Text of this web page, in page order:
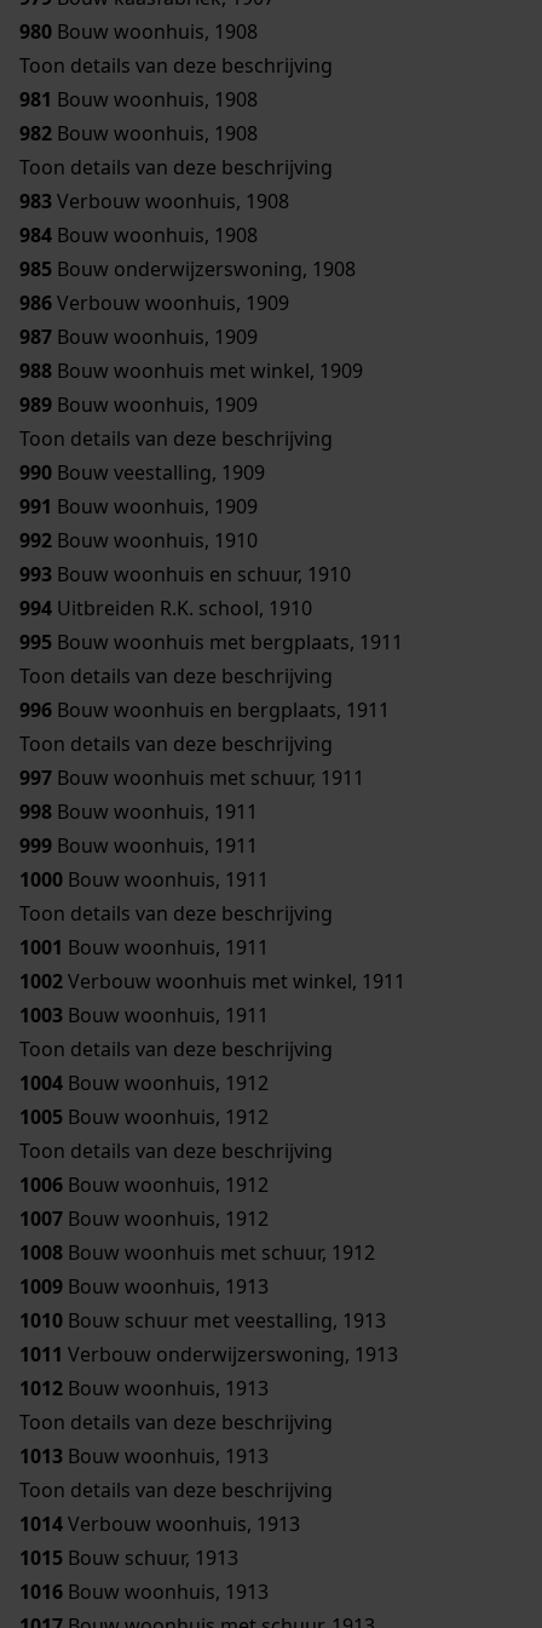
980 Bouw woonhuis, 1908
Toon details van deze beschrijving
981 Bouw woonhuis, 1908
982 Bouw woonhuis, 1908
Toon details van deze beschrijving
983Verbouw woonhuis, 1908
984 Bouw woonhuis, 1908
985 Bouw onderwijzerswoning, 1908
986Verbouw woonhuis, 1909
987 Bouw woonhuis, 1909
988 Bouw woonhuis met winkel, 1909
989 Bouw woonhuis, 1909
Toon details van deze beschrijving
990 Bouw veestalling, 1909
991 Bouw woonhuis, 1909
992 Bouw woonhuis, 1910
993 Bouw woonhuis en schuur, 1910
994 Uitbreiden R.K. school, 1910
995 Bouw woonhuis met bergplaats, 1911
Toon details van deze beschrijving
996 Bouw woonhuis en bergplaats, 1911
Toon details van deze beschrijving
997 Bouw woonhuis met schuur, 1911
998 Bouw woonhuis, 1911
999 Bouw woonhuis, 1911
1000 Bouw woonhuis, 1911
Toon details van deze beschrijving
1001 Bouw woonhuis, 1911
1002Verbouw woonhuis met winkel, 1911
1003 Bouw woonhuis, 1911
Toon details van deze beschrijving
1004 Bouw woonhuis, 1912
1005 Bouw woonhuis, 1912
Toon details van deze beschrijving
1006 Bouw woonhuis, 1912
1007 Bouw woonhuis, 1912
1008 Bouw woonhuis met schuur, 1912
1009 Bouw woonhuis, 1913
1010 Bouw schuur met veestalling, 1913
1011 Verbouw onderwijzerswoning, 1913
1012 Bouw woonhuis, 1913
Toon details van deze beschrijving
1013 Bouw woonhuis, 1913
Toon details van deze beschrijving
1014Verbouw woonhuis, 1913
1015 Bouw schuur, 1913
1016 Bouw woonhuis, 1913